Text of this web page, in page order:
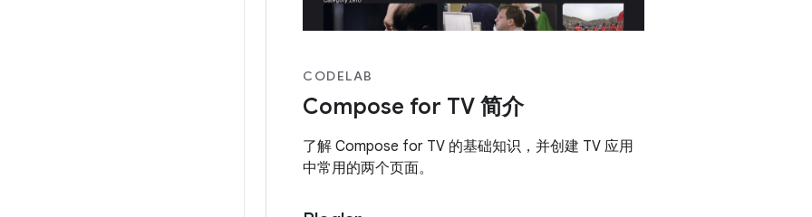
CODELAB
Compose for TV 简介
了解 Compose for TV 的基础知识，并创建 TV 应用
中常用的两个页面。